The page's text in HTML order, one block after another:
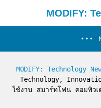
MODIFY:
MODIFY: Technology
ใช้งาน สมาร์ทโฟน คอมพิวเ